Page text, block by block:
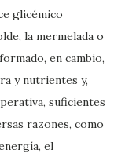
glicémico
la mermelada o
en cambio,
y nutrientes y,
suficientes
razones, como
el